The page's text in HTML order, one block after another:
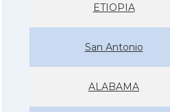
ETIOPIA
San Antonio
ALABAMA